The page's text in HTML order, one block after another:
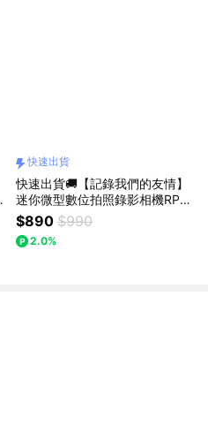
快速出貨
快速出貨🚚【記錄我們的友情】
迷你微型數位拍照錄影相機RP-1
RASTO
$890 $990
2.0%